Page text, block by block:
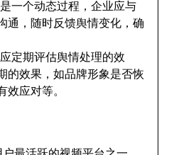
一个动态过程，企业应与
通，随时反馈舆情变化，确
定期评估舆情处理的效
的效果，如品牌形象是否恢
效应对等。